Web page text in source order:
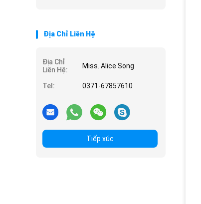
Địa Chỉ Liên Hệ
Địa Chỉ
Liên Hệ:
Miss. Alice Song
Tel: 0371-67857610
Tiếp xúc